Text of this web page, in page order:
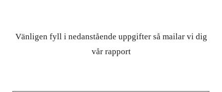
Vänligen fyll i nedanstående uppgifter så mailar vi dig
vår rapport